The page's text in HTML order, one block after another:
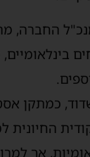
החברה,
בינלאומיים,
כמתקן
החיונית
אך